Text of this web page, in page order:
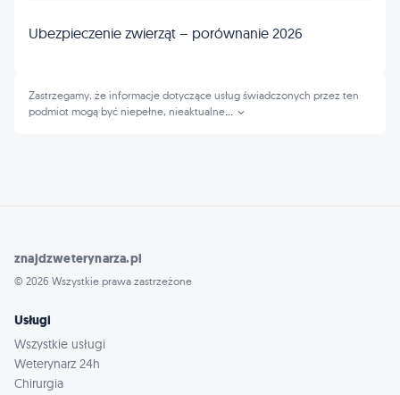
Ubezpieczenie zwierząt – porównanie 2026
Zastrzegamy, że informacje dotyczące usług świadczonych przez ten
podmiot mogą być niepełne, nieaktualne
znajdzweterynarza.pl
© 2026 Wszystkie prawa zastrzeżone
Usługi
Wszystkie usługi
Weterynarz 24h
Chirurgia